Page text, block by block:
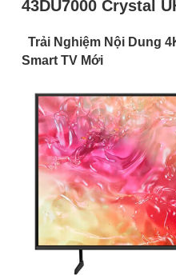
43DU7000 Crystal
Trải Nghiệm Nội Dung
Smart TV Mới